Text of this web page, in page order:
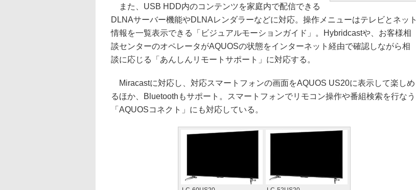
また、USB HDD内のコンテンツを家庭内で配信できる
DLNAサーバー機能やDLNAレンダラーなどに対応。操作メニューはテレビとネット
情報を一覧表示できる「ビジュアルモーションガイド」。Hybridcastや、お客様相
談センターのオペレータがAQUOSの状態をインターネット経由で確認しながら相
談に応じる「あんしんリモートサポート」に対応する。
Miracastに対応し、対応スマートフォンの画面をAQUOS US20に表示して楽しめ
るほか、Bluetoothもサポート。スマートフォンでリモコン操作や番組検索を行なう
「AQUOSコネクト」にも対応している。